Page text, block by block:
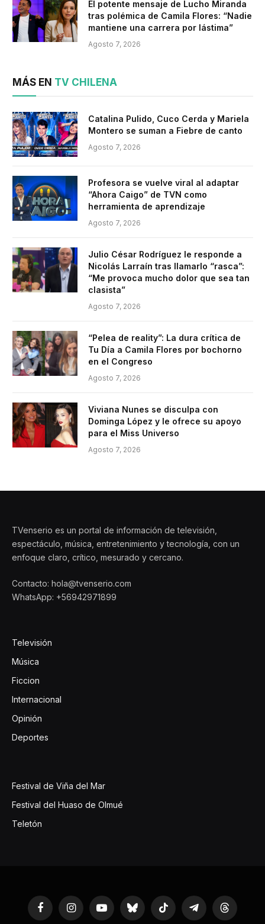
El potente mensaje de Lucho Miranda
tras polémica de Camila Flores: “Nadie
mantiene una carrera por lástima”
Agosto 7, 2026
MÁS EN TV CHILENA
Catalina Pulido, Cuco Cerda y Mariela
Montero se suman a Fiebre de canto
Agosto 7, 2026
Profesora se vuelve viral al adaptar
“Ahora Caigo” de TVN como
herramienta de aprendizaje
Agosto 7, 2026
Julio César Rodríguez le responde a
Nicolás Larraín tras llamarlo “rasca”:
“Me provoca mucho dolor que sea tan
clasista”
Agosto 7, 2026
“Pelea de reality”: La dura crítica de
Tu Día a Camila Flores por bochorno
en el Congreso
Agosto 7, 2026
Viviana Nunes se disculpa con
Dominga López y le ofrece su apoyo
para el Miss Universo
Agosto 7, 2026
TVenserio es un portal de información de televisión,
espectáculo, música, entretenimiento y tecnología, con un
enfoque claro, crítico, mesurado y cercano.
Contacto: hola@tvenserio.com
WhatsApp: +56942971899
Televisión
Música
Ficcion
Internacional
Opinión
Deportes
Festival de Viña del Mar
Festival del Huaso de Olmué
Teletón
FacebookInstagramYouTubeBluesky TikTok TelegramThreads